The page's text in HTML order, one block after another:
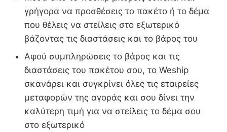
γρήγορα να προσθέσεις το πακέτο ή το δέμα
που θέλεις να στείλεις στο εξωτερικό
βάζοντας τις διαστάσεις και το βάρος του
Αφού συμπληρώσεις το βάρος και τις
διαστάσεις του πακέτου σου, το Weship
σκανάρει και συγκρίνει όλες τις εταιρείες
μεταφορών της αγοράς και σου δίνει την
καλύτερη τιμή για να στείλεις το δέμα σου
στο εξωτερικό